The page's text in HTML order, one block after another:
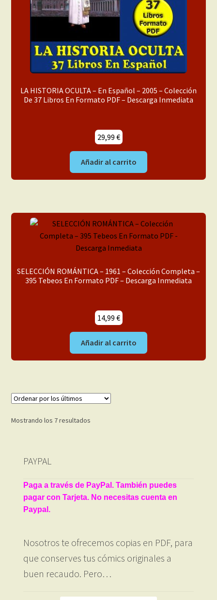
LA HISTORIA OCULTA – En Español – 2005 – Colección
De 37 Libros En Formato PDF – Descarga Inmediata
29,99 €
Añadir al carrito
SELECCIÓN ROMÁNTICA – 1961 – Colección Completa –
395 Tebeos En Formato PDF – Descarga Inmediata
14,99 €
Añadir al carrito
Mostrando los 7 resultadosOrdenado
PAYPAL
Paga a través de PayPal. También puedes
pagar con Tarjeta. No necesitas cuenta en
Paypal.
Nosotros te ofrecemos copias en PDF, para
que conserves tus cómics originales a
buen recaudo. Pero…